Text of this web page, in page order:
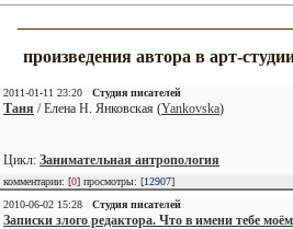
произведения автора в арт-
2011-01-11 23:20 Студия писателей
Таня / Елена Н. Янковская (Yankovska)
Цикл: Занимательная антропология
комментарии: [0] просмотры: [12907]
2010-06-02 15:28
Студия писателей
Записки злого редактора. Что в имени тебе